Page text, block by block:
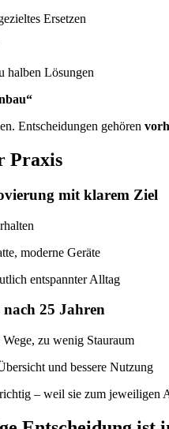
Ersetzen
halben Lösungen
Entscheidungen gehören
Praxis
mit klarem Ziel
moderne Geräte
entspannter Alltag
25 Jahren
zu wenig Stauraum
und bessere Nutzung
– weil sie zum jeweiligen